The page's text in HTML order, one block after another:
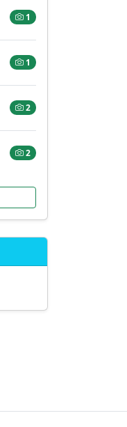
1
1
2
2